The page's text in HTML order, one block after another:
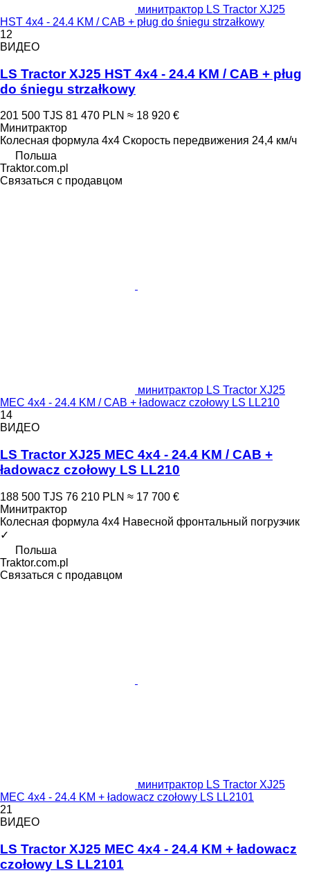
минитрактор LS Tractor XJ25
HST 4x4 - 24.4 KM / CAB + pług do śniegu strzałkowy
12
ВИДЕО
LS Tractor XJ25 HST 4x4 - 24.4 KM / CAB + pług
do śniegu strzałkowy
201 500 TJS 81 470 PLN ≈ 18 920 €
Минитрактор
Колесная формула 4x4 Скорость передвижения 24,4 км/ч
Польша
Traktor.com.pl
Связаться с продавцом
минитрактор LS Tractor XJ25
MEC 4x4 - 24.4 KM / CAB + ładowacz czołowy LS LL210
14
ВИДЕО
LS Tractor XJ25 MEC 4x4 - 24.4 KM / CAB +
ładowacz czołowy LS LL210
188 500 TJS 76 210 PLN ≈ 17 700 €
Минитрактор
Колесная формула 4x4 Навесной фронтальный погрузчик
✓
Польша
Traktor.com.pl
Связаться с продавцом
минитрактор LS Tractor XJ25
MEC 4x4 - 24.4 KM + ładowacz czołowy LS LL2101
21
ВИДЕО
LS Tractor XJ25 MEC 4x4 - 24.4 KM + ładowacz
czołowy LS LL2101